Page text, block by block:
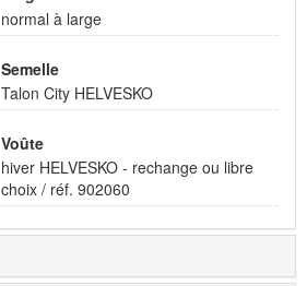
normal à large
Semelle
Talon City HELVESKO
Voûte
hiver HELVESKO - rechange ou libre
choix / réf. 902060